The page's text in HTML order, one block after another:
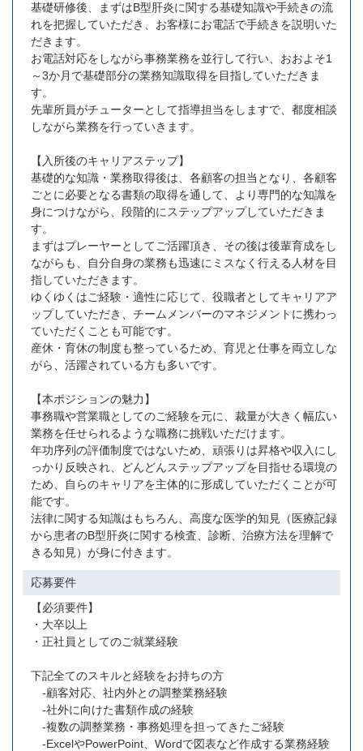
基礎研修後、まずはB型肝炎に関する基礎知識や手続きの流
れを把握していただき、お客様にお電話で手続きを説明いた
だきます。
お電話対応をしながら事務業務を並行して行い、おおよそ1
～3か月で基礎部分の業務知識取得を目指していただきま
す。
先輩所員がチューターとして指導担当をしますで、都度相談
しながら業務を行っていきます。
【入所後のキャリアステップ】
基礎的な知識・業務取得後は、各顧客の担当となり、各顧客
ごとに必要となる書類の取得を通して、より専門的な知識を
身につけながら、段階的にステップアップしていただきま
す。
まずはプレーヤーとしてご活躍頂き、その後は後輩育成をし
ながらも、自分自身の業務も迅速にミスなく行える人材を目
指していただきます。
ゆくゆくはご経験・適性に応じて、役職者としてキャリアア
ップしていただき、チームメンバーのマネジメントに携わっ
ていただくことも可能です。
産休・育休の制度も整っているため、育児と仕事を両立しな
がら、活躍されている方も多いです。
【本ポジションの魅力】
事務職や営業職としてのご経験を元に、裁量が大きく幅広い
業務を任せられるような職務に挑戦いただけます。
年功序列の評価制度ではないため、頑張りは昇格や収入にし
っかり反映され、どんどんステップアップを目指せる環境の
ため、自らのキャリアを主体的に形成していただくことが可
能です。
法律に関する知識はもちろん、高度な医学的知見（医療記録
から患者のB型肝炎に関する検査、診断、治療方法を理解で
きる知見）が身に付きます。
応募要件
【必須要件】
・大卒以上
・正社員としてのご就業経験
下記全てのスキルと経験をお持ちの方
-顧客対応、社内外との調整業務経験
-社外に向けた書類作成の経験
-複数の調整業務・事務処理を担ってきたご経験
-ExcelやPowerPoint、Wordで図表など作成する業務経験